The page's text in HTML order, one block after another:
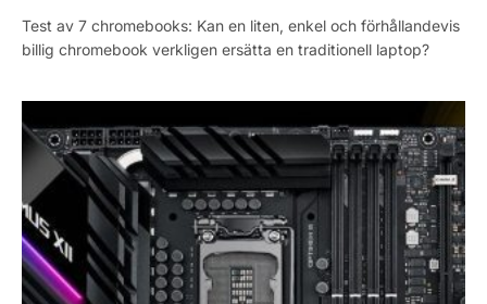
Test av 7 chromebooks: Kan en liten, enkel och förhållandevis
billig chromebook verkligen ersätta en traditionell laptop?